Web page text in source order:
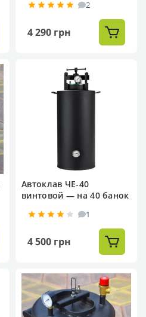
2
4 290 грн
Автоклав ЧЕ-40
винтовой — на 40 банок
1
4 500 грн